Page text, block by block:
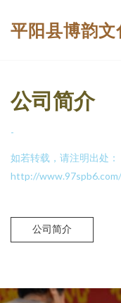
平阳县博韵
公司简介
-
如若转载，请注明出处：
http://
公司简介